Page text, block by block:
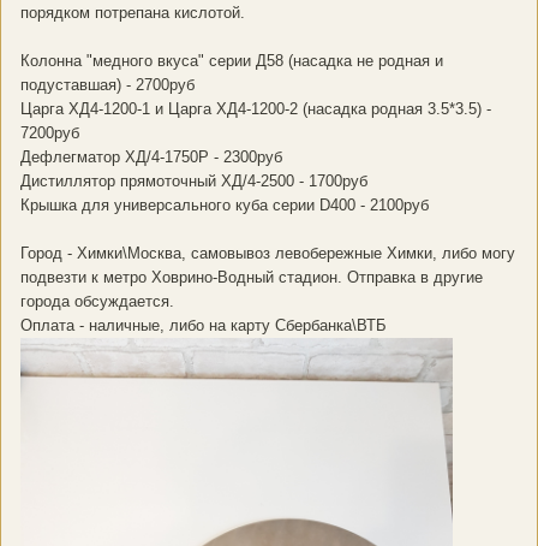
порядком потрепана кислотой.
Колонна "медного вкуса" серии Д58 (насадка не родная и
подуставшая) - 2700руб
Царга ХД4-1200-1 и Царга ХД4-1200-2 (насадка родная 3.5*3.5) -
7200руб
Дефлегматор ХД/4-1750Р - 2300руб
Дистиллятор прямоточный ХД/4-2500 - 1700руб
Крышка для универсального куба серии D400 - 2100руб
Город - Химки\Москва, самовывоз левобережные Химки, либо могу
подвезти к метро Ховрино-Водный стадион. Отправка в другие
города обсуждается.
Оплата - наличные, либо на карту Сбербанка\ВТБ